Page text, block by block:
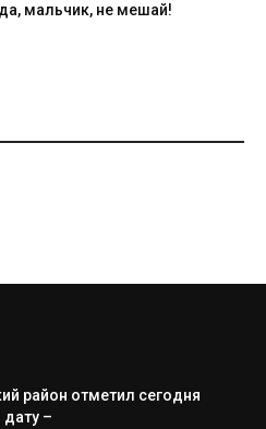
мальчик, не мешай!
район отметил сегодня
–